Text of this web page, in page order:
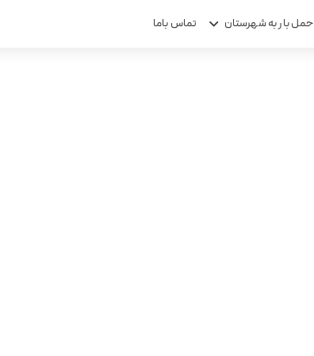
حمل بار به شهرستان تماس باما